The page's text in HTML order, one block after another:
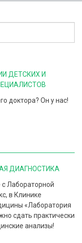
ДЕТСКИХ И
доктора? Он у нас!
ДИАГНОСТИКА
с Лабораторной
в Клинике
«Лаборатория
сдать практически
анализы!